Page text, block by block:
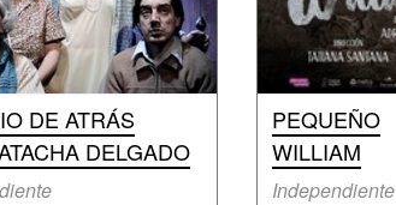
DE ATRÁS
DELGADO
PEQUEÑO
WILLIAM
Independiente